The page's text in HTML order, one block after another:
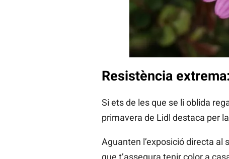
Resistència
Si ets de les que se li oblida
primavera de Lidl destaca per
Aguanten l’exposició directa
que t’assegura tenir color a